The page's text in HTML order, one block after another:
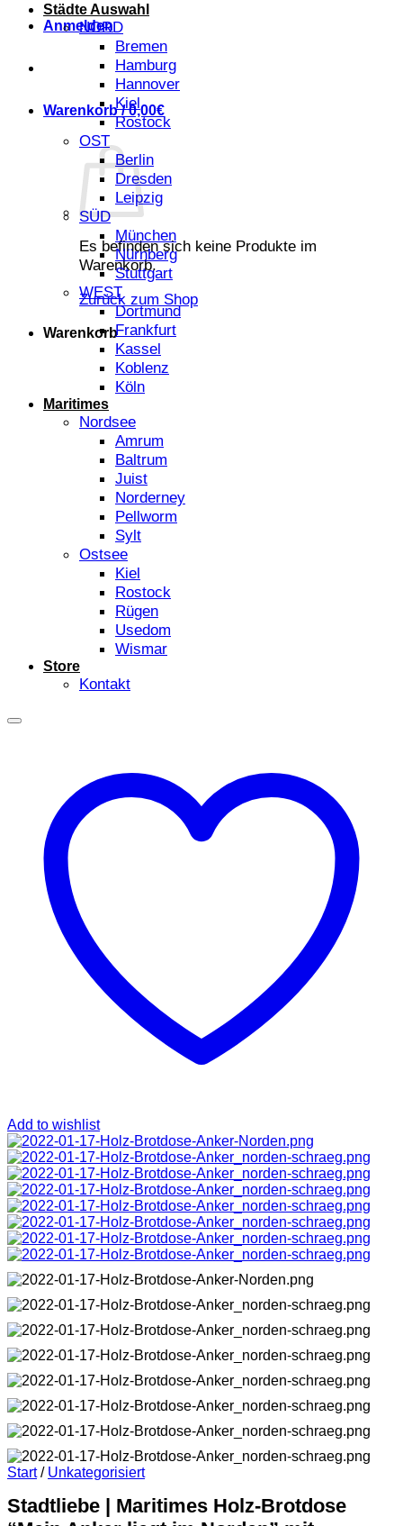
Anmelden
Warenkorb /0,00€
Es befinden sich keine Produkte im
Warenkorb.
Zurück zum Shop
Warenkorb
Städte Auswahl
NORD
Bremen
Hamburg
Hannover
Kiel
Rostock
OST
Berlin
Dresden
Leipzig
SÜD
München
Nürnberg
Stuttgart
WEST
Dortmund
Frankfurt
Kassel
Koblenz
Köln
Maritimes
Nordsee
Amrum
Baltrum
Juist
Norderney
Pellworm
Sylt
Ostsee
Kiel
Rostock
Rügen
Usedom
Wismar
Store
Kontakt
Add to wishlist
Start / Unkategorisiert
Stadtliebe | Maritimes Holz-Brotdose